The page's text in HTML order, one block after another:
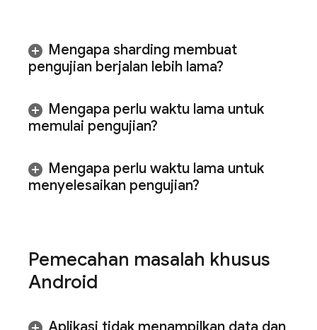
Mengapa sharding membuat
pengujian berjalan lebih lama?
Mengapa perlu waktu lama untuk
memulai pengujian?
Mengapa perlu waktu lama untuk
menyelesaikan pengujian?
Pemecahan masalah khusus
Android